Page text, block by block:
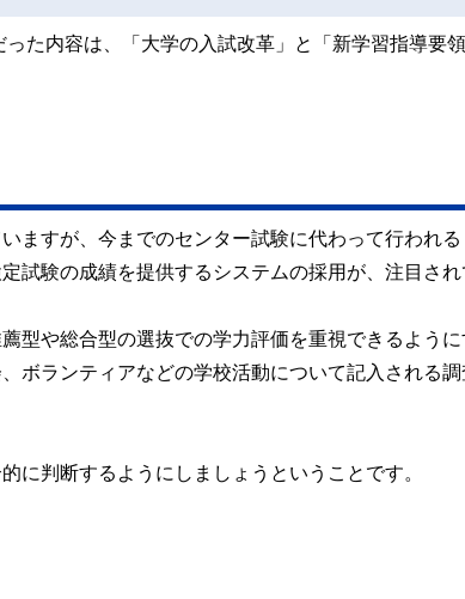
た内容は、「大学の入試改革」と「新学習指導要
ますが、今までのセンター試験に代わって行われ
試験の成績を提供するシステムの採用が、注目され
型や総合型の選抜での学力評価を重視できるように
ボランティアなどの学校活動について記入される
に判断するようにしましょうということです。